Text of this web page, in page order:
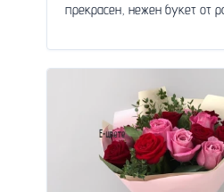
прекрасен, нежен букет от